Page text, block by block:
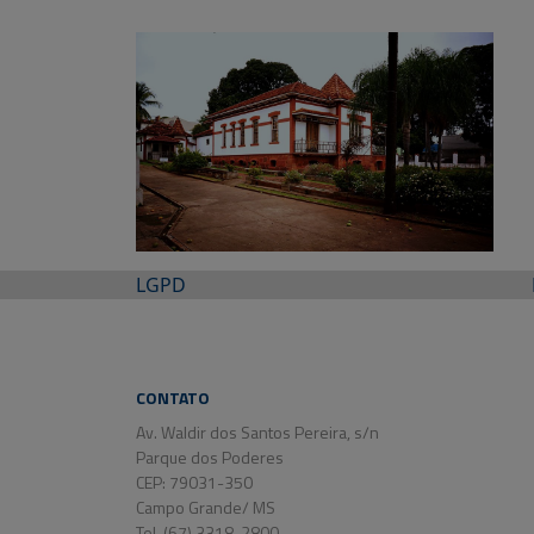
LGPD
CONTATO
Av. Waldir dos Santos Pereira, s/n
Parque dos Poderes
CEP: 79031-350
Campo Grande/ MS